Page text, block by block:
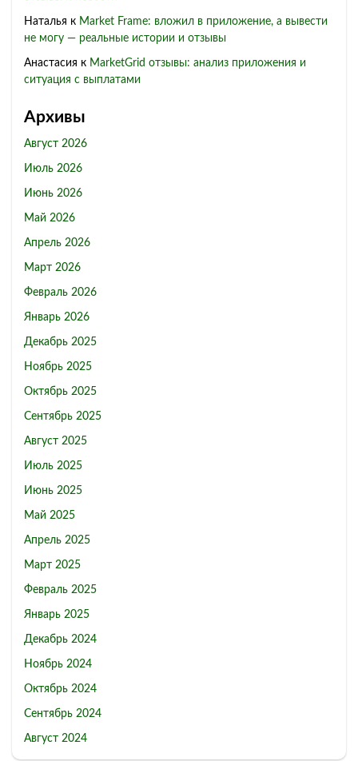
Наталья к Market Frame: вложил в приложение, а вывести
не могу — реальные истории и отзывы
Анастасия к MarketGrid отзывы: анализ приложения и
ситуация с выплатами
Архивы
Август 2026
Июль 2026
Июнь 2026
Май 2026
Апрель 2026
Март 2026
Февраль 2026
Январь 2026
Декабрь 2025
Ноябрь 2025
Октябрь 2025
Сентябрь 2025
Август 2025
Июль 2025
Июнь 2025
Май 2025
Апрель 2025
Март 2025
Февраль 2025
Январь 2025
Декабрь 2024
Ноябрь 2024
Октябрь 2024
Сентябрь 2024
Август 2024